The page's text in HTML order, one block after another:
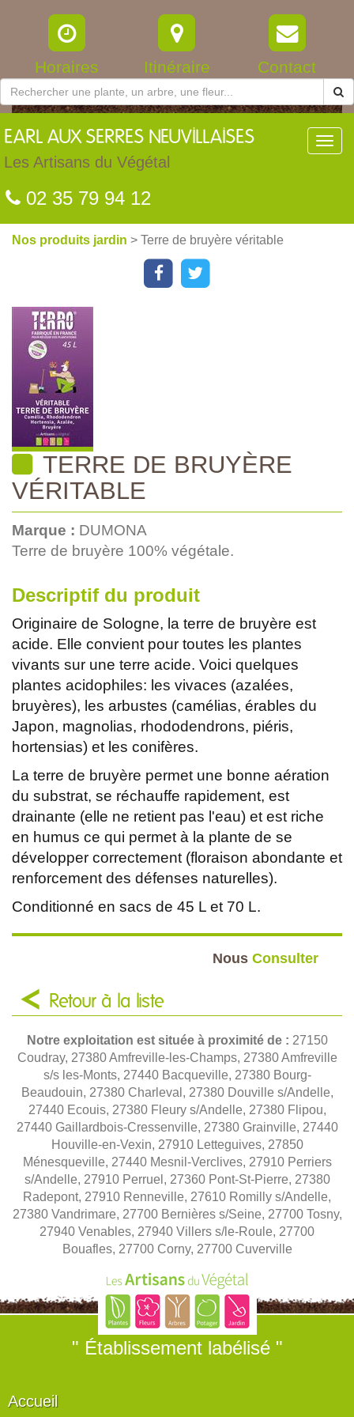
Horaires Itinéraire Contact
EARL AUX SERRES NEUVILLAISES
Les Artisans du Végétal
02 35 79 94 12
Nos produits jardin > Terre de bruyère véritable
TERRE DE BRUYÈRE
VÉRITABLE
Marque : DUMONA
Terre de bruyère 100% végétale.
Descriptif du produit
Originaire de Sologne, la terre de bruyère est
acide. Elle convient pour toutes les plantes
vivants sur une terre acide. Voici quelques
plantes acidophiles: les vivaces (azalées,
bruyères), les arbustes (camélias, érables du
Japon, magnolias, rhododendrons, piéris,
hortensias) et les conifères.
La terre de bruyère permet une bonne aération
du substrat, se réchauffe rapidement, est
drainante (elle ne retient pas l'eau) et est riche
en humus ce qui permet à la plante de se
développer correctement (floraison abondante et
renforcement des défenses naturelles).
Conditionné en sacs de 45 L et 70 L.
Nous Consulter
Retour à la liste
Notre exploitation est située à proximité de : 27150
Coudray, 27380 Amfreville-les-Champs, 27380 Amfreville
s/s les-Monts, 27440 Bacqueville, 27380 Bourg-
Beaudouin, 27380 Charleval, 27380 Douville s/Andelle,
27440 Ecouis, 27380 Fleury s/Andelle, 27380 Flipou,
27440 Gaillardbois-Cressenville, 27380 Grainville, 27440
Houville-en-Vexin, 27910 Letteguives, 27850
Ménesqueville, 27440 Mesnil-Verclives, 27910 Perriers
s/Andelle, 27910 Perruel, 27360 Pont-St-Pierre, 27380
Radepont, 27910 Renneville, 27610 Romilly s/Andelle,
27380 Vandrimare, 27700 Bernières s/Seine, 27700 Tosny,
27940 Venables, 27940 Villers s/le-Roule, 27700
Bouafles, 27700 Corny, 27700 Cuverville
" Établissement labélisé "
Accueil